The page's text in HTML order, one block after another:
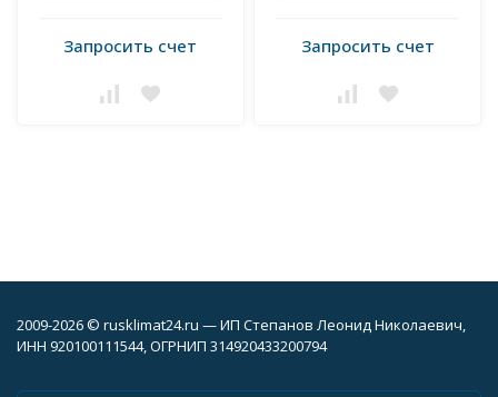
Запросить счет Запросить счет
2009-2026 © rusklimat24.ru — ИП Степанов Леонид Николаевич,
ИНН 920100111544, ОГРНИП 314920433200794